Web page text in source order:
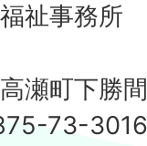
祉事務所
瀬町下勝
73-